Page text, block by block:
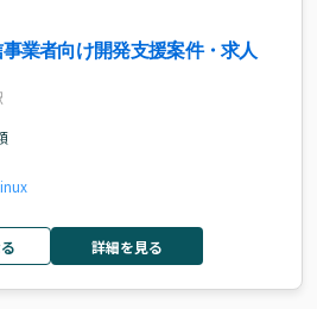
業者向け開発支援案件・求人
詳細を見る